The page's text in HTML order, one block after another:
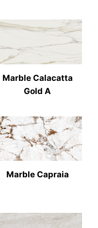
Marble Calacatta
Gold A
Marble Capraia